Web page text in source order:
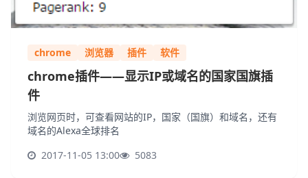
chrome 浏览器 插件 软件
chrome插件——显示IP或域名的国家国旗插
件
浏览网页时，可查看网站的IP，国家（国旗）和域名，还有
域名的Alexa全球排名
2017-11-05 13:00
5083